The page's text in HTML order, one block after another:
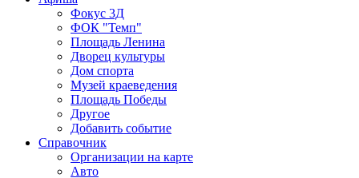
Фокус 3Д
ФОК "Темп"
Площадь Ленина
Дворец культуры
Дом спорта
Музей краеведения
Площадь Победы
Другое
Добавить событие
Справочник
Организации на карте
Авто